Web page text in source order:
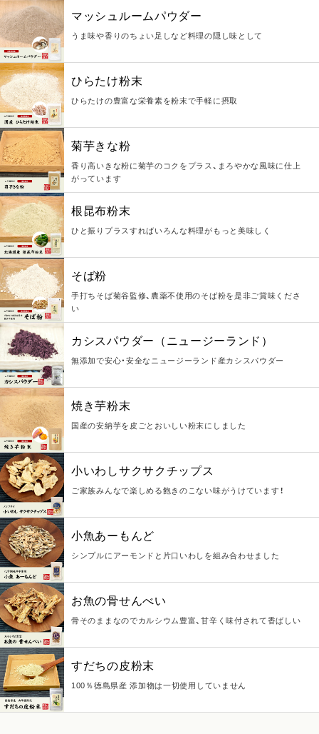
マッシュルームパウダー
うま味や香りのちょい足しなど料理の隠し味として
ひらたけ粉末
ひらたけの豊富な栄養素を粉末で手軽に摂取
菊芋きな粉
香り高いきな粉に菊芋のコクをプラス、まろやかな風味に仕上
がっています
根昆布粉末
ひと振りプラスすればいろんな料理がもっと美味しく
そば粉
手打ちそば菊谷監修、農薬不使用のそば粉を是非ご賞味くださ
い
カシスパウダー（ニュージーランド）
無添加で安心・安全なニュージーランド産カシスパウダー
焼き芋粉末
国産の安納芋を皮ごとおいしい粉末にしました
小いわしサクサクチップス
ご家族みんなで楽しめる飽きのこない味がうけています！
小魚あーもんど
シンプルにアーモンドと片口いわしを組み合わせました
お魚の骨せんべい
骨そのままなのでカルシウム豊富、甘辛く味付されて香ばしい
すだちの皮粉末
100％徳島県産 添加物は一切使用していません